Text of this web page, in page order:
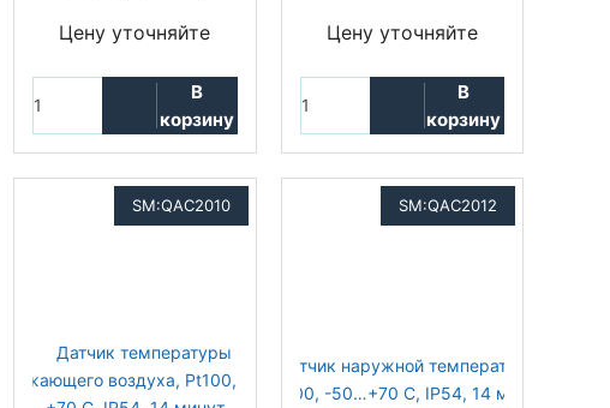
Цену уточняйте
В
корзину
Цену уточняйте
В
корзину
SM:QAC2010 SM:QAC2012